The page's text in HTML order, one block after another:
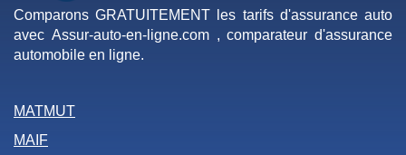
Comparons GRATUITEMENT les tarifs d'assurance auto
avec Assur-auto-en-ligne.com , comparateur d'assurance
automobile en ligne.
MATMUT
MAIF